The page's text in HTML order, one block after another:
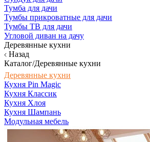
Тумба для дачи
Тумбы прикроватные для дачи
Тумбы ТВ для дачи
Угловой диван на дачу
Деревянные кухни
Назад
Каталог/Деревянные кухни
Деревянные кухни
Кухня Pin Magic
Кухня Классик
Кухня Хлоя
Кухня Шампань
Модульная мебель